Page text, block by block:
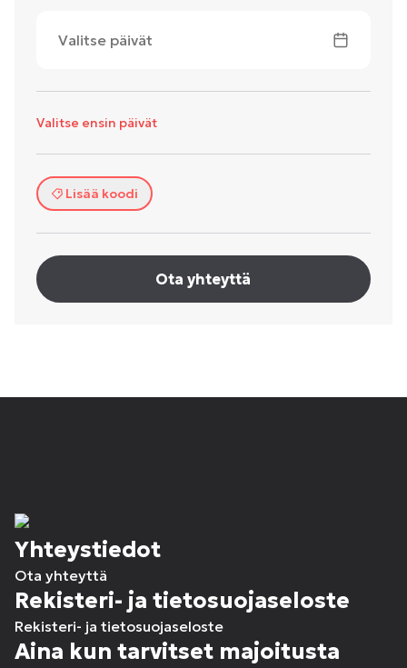
Valitse päivät
Valitse ensin päivät
Lisää koodi
Ota yhteyttä
Yhteystiedot
Ota yhteyttä
Rekisteri- ja tietosuojaseloste
Rekisteri- ja tietosuojaseloste
Aina kun tarvitset majoitusta